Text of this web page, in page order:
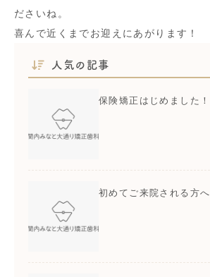
ださいね。
喜んで近くまでお迎えにあがります！
人気の記事
保険矯正はじめました！
初めてご来院される方へ